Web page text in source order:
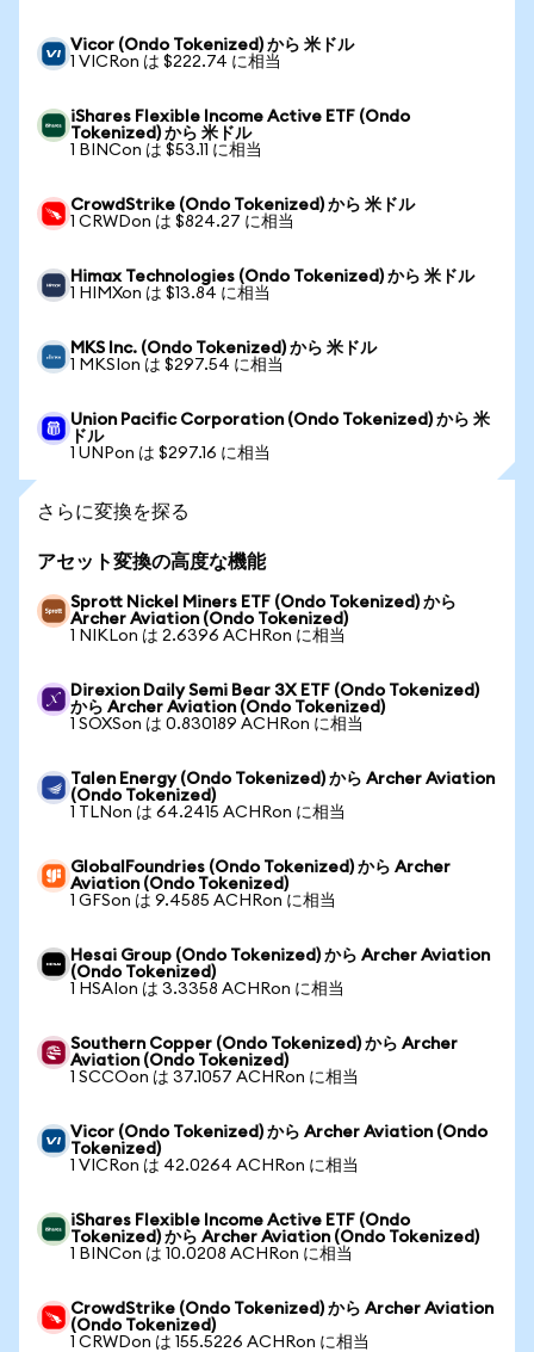
Vicor (Ondo Tokenized) から 米ドル
1 VICRon は $222.74 に相当
iShares Flexible Income Active ETF (Ondo
Tokenized) から 米ドル
1 BINCon は $53.11 に相当
CrowdStrike (Ondo Tokenized) から 米ドル
1 CRWDon は $824.27 に相当
Himax Technologies (Ondo Tokenized) から 米ドル
1 HIMXon は $13.84 に相当
MKS Inc. (Ondo Tokenized) から 米ドル
1 MKSIon は $297.54 に相当
Union Pacific Corporation (Ondo Tokenized) から 米
ドル
1 UNPon は $297.16 に相当
さらに変換を探る
アセット変換の高度な機能
Sprott Nickel Miners ETF (Ondo Tokenized) から
Archer Aviation (Ondo Tokenized)
1 NIKLon は 2.6396 ACHRon に相当
Direxion Daily Semi Bear 3X ETF (Ondo Tokenized)
から Archer Aviation (Ondo Tokenized)
1 SOXSon は 0.830189 ACHRon に相当
Talen Energy (Ondo Tokenized) から Archer Aviation
(Ondo Tokenized)
1 TLNon は 64.2415 ACHRon に相当
GlobalFoundries (Ondo Tokenized) から Archer
Aviation (Ondo Tokenized)
1 GFSon は 9.4585 ACHRon に相当
Hesai Group (Ondo Tokenized) から Archer Aviation
(Ondo Tokenized)
1 HSAIon は 3.3358 ACHRon に相当
Southern Copper (Ondo Tokenized) から Archer
Aviation (Ondo Tokenized)
1 SCCOon は 37.1057 ACHRon に相当
Vicor (Ondo Tokenized) から Archer Aviation (Ondo
Tokenized)
1 VICRon は 42.0264 ACHRon に相当
iShares Flexible Income Active ETF (Ondo
Tokenized) から Archer Aviation (Ondo Tokenized)
1 BINCon は 10.0208 ACHRon に相当
CrowdStrike (Ondo Tokenized) から Archer Aviation
(Ondo Tokenized)
1 CRWDon は 155.5226 ACHRon に相当